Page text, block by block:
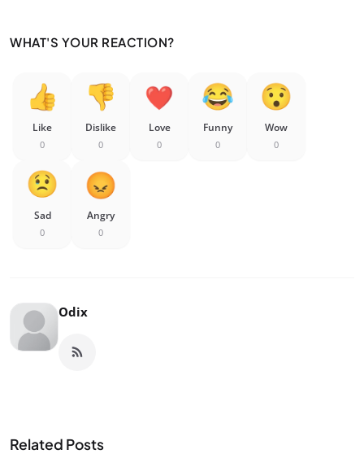
WHAT'S YOUR REACTION?
Like
0
Dislike
0
Love
0
Funny
0
Wow
0
Sad
0
Angry
0
Odix
Related Posts